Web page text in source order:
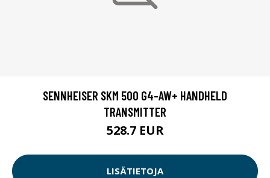
SENNHEISER SKM 500 G4-AW+ HANDHELD
TRANSMITTER
528.7 EUR
LISÄTIETOJA